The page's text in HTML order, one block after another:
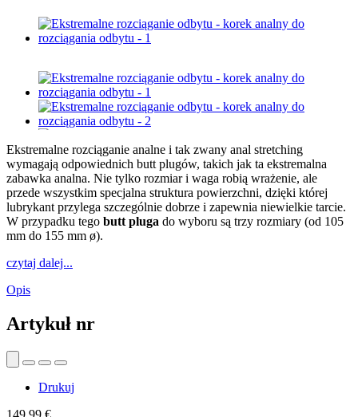
Ekstremalne rozciąganie analne i tak zwany anal stretching
wymagają odpowiednich butt plugów, takich jak ta ekstremalna
zabawka analna. Nie tylko rozmiar i waga robią wrażenie, ale
przede wszystkim specjalna struktura powierzchni, dzięki której
lubrykant przylega szczególnie dobrze i zapewnia niewielkie tarcie.
W przypadku tego butt pluga do wyboru są trzy rozmiary (od 105
mm do 155 mm ø).
czytaj dalej...
Opis
Artykuł nr
Drukuj
149,99 €